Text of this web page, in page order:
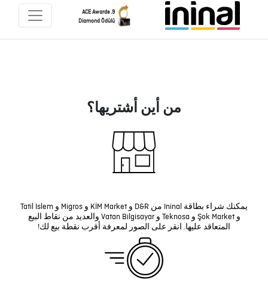
9. ACE Awards
Diamond Ödülü
من أين أشتريها؟
يمكنك شراء بطاقة Ininal من D&R و KİM Market و Migros و Tatil Islem
و Şok Market و Teknosa و Vatan Bilgisayar والعديد من نقاط البيع
المتعاقد عليها. انقر على الصور لمعرفة أقرب نقطة بيع لك!